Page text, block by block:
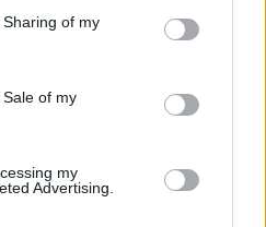
behaviour. You may click to
and its third-party tags to
purposes in below Google
of my
of my
my
Advertising.